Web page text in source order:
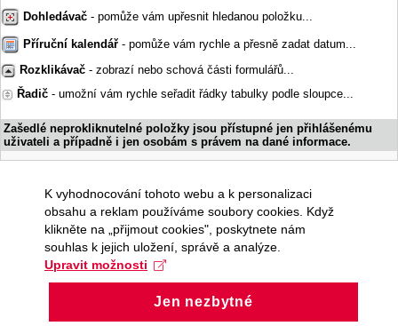
Dohledávač - pomůže vám upřesnit hledanou položku...
Příruční kalendář - pomůže vám rychle a přesně zadat datum...
Rozklikávač - zobrazí nebo schová části formulářů...
Řadič - umožní vám rychle seřadit řádky tabulky podle sloupce...
Zašedlé neprokliknutelné položky jsou přístupné jen přihlášenému
uživateli a případně i jen osobám s právem na dané informace.
K vyhodnocování tohoto webu a k personalizaci
obsahu a reklam používáme soubory cookies. Když
klikněte na „přijmout cookies", poskytnete nám
souhlas k jejich uložení, správě a analýze.
Upravit možnosti
Jen nezbytné